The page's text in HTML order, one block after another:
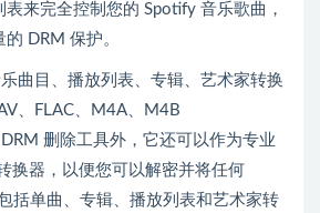
来完全控制您的 Spotify 音乐歌曲，
DRM 保护。
曲目、播放列表、专辑、艺术家转换
、FLAC、M4A、M4B
删除工具外，它还可以作为专业
换器，以便您可以解密并将任何
括单曲、专辑、播放列表和艺术家转